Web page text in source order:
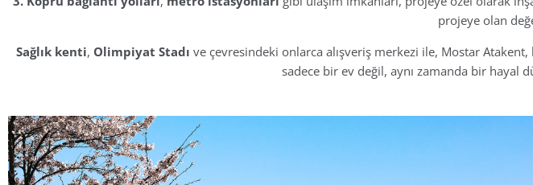
projeye olan
Sağlık kenti, Olimpiyat Stadı ve çevresindeki onlarca alışveriş merkezi ile, Mostar
sadece bir ev değil, aynı zamanda bir hayal